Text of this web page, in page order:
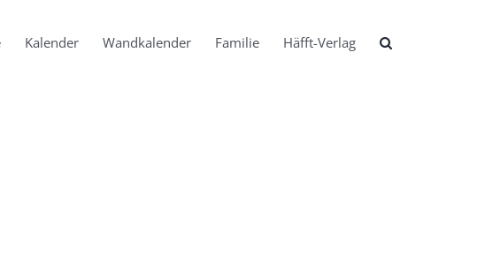
Kalender Wandkalender Familie Häfft-Verlag